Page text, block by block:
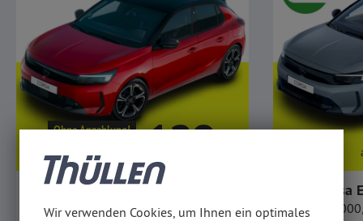
Ohne Anzahlung! 129,-
Opel Corsa Opel Corsa
bis zu €
Wir verwenden Cookies, um Ihnen ein optimales